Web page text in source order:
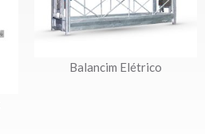
Balancim Elétrico